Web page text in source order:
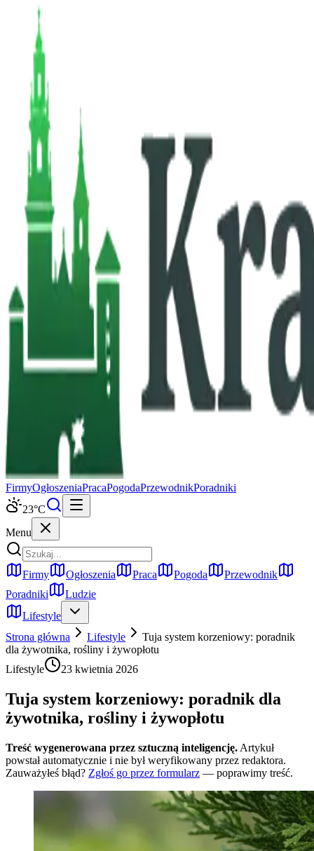
FirmyOgłoszeniaPracaPogodaPrzewodnikPoradniki
23°C
Menu
Firmy Ogłoszenia Praca Pogoda
Przewodnik
Poradniki
Ludzie
Lifestyle
Strona główna
Lifestyle
Tuja system korzeniowy: poradnik
dla żywotnika, rośliny i żywopłotu
Lifestyle
23 kwietnia 2026
Tuja system korzeniowy: poradnik dla
żywotnika, rośliny i żywopłotu
Treść wygenerowana przez sztuczną inteligencję. Artykuł
powstał automatycznie i nie był weryfikowany przez redaktora.
Zauważyłeś błąd? Zgłoś go przez formularz — poprawimy treść.